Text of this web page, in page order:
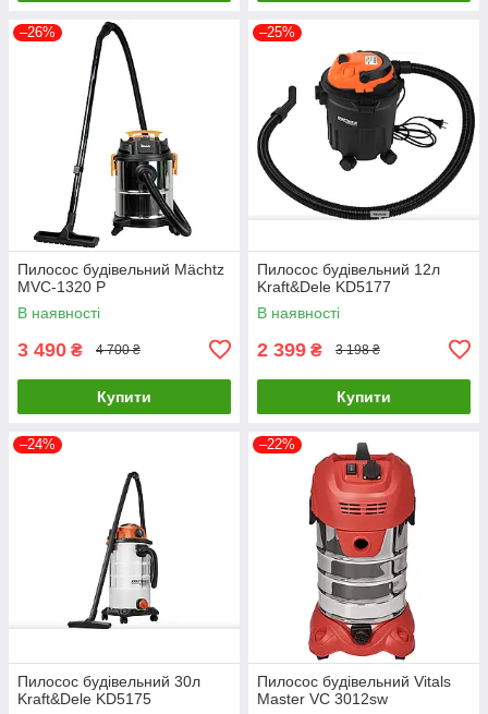
–26%
Пилосос будівельний Mächtz
MVC-1320 P
В наявності
3 490 ₴ 4 700 ₴
Купити
–25%
Пилосос будівельний 12л
Kraft&Dele KD5177
В наявності
2 399 ₴ 3 198 ₴
Купити
–24%
Пилосос будівельний 30л
Kraft&Dele KD5175
–22%
Пилосос будівельний Vitals
Master VC 3012sw